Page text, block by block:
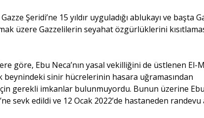
Şeridi’ne 15 yıldır uyguladığı ablukayı ve başta
üzere Gazzelilerin seyahat özgürlüklerini
göre, Ebu Neca’nın yasal vekilliğini de üstlenen El-
sinir hücrelerinin hasara uğramasından
gerekli imkanlar bulunmuyordu. Bunun üzerine Ebu
sevk edildi ve 12 Ocak 2022’de hastaneden randevu